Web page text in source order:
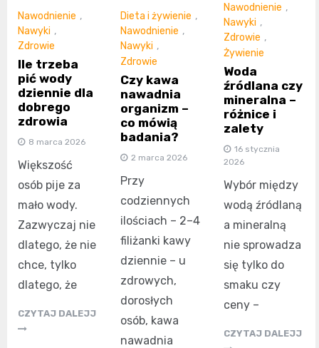
Nawodnienie ,
Nawyki ,
Zdrowie
Ile trzeba
pić wody
dziennie dla
dobrego
zdrowia
8 marca 2026
Większość
osób pije za
mało wody.
Zazwyczaj nie
dlatego, że nie
chce, tylko
dlatego, że
CZYTAJ DALEJJ
Dieta i żywienie ,
Nawodnienie ,
Nawyki ,
Zdrowie
Czy kawa
nawadnia
organizm –
co mówią
badania?
2 marca 2026
Przy
codziennych
ilościach – 2–4
filiżanki kawy
dziennie – u
zdrowych,
dorosłych
osób, kawa
nawadnia
Nawodnienie ,
Nawyki ,
Zdrowie ,
Żywienie
Woda
źródlana czy
mineralna –
różnice i
zalety
16 stycznia
2026
Wybór między
wodą źródlaną
a mineralną
nie sprowadza
się tylko do
smaku czy
ceny –
CZYTAJ DALEJJ